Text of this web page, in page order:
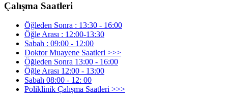
Çalışma Saatleri
Öğleden Sonra : 13:30 - 16:00
Öğle Arası : 12:00-13:30
Sabah : 09:00 - 12:00
Doktor Muayene Saatleri >>>
Öğleden Sonra 13:00 - 16:00
Öğle Arası 12:00 - 13:00
Sabah 08:00 - 12: 00
Poliklinik Çalışma Saatleri >>>